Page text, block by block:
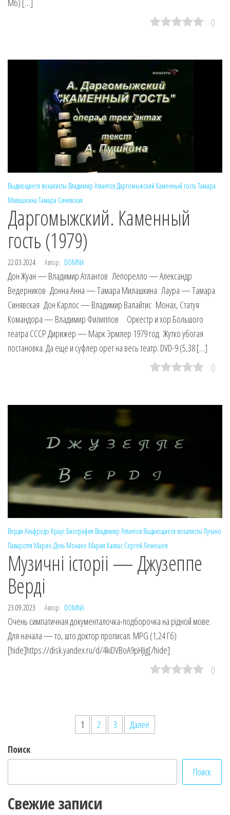
Мб) […]
0
Выдающиеся вокалисты Владимир АтлантовДаргомыжский Каменный гостьТамара
Милашкина Тамара Синявская
Даргомыжский. Каменный
гость (1979)
22.03.2024 Автор: DOMNA
Дон Жуан — Владимир Атлантов Лепорелло — Александр
Ведерников Донна Анна — Тамара Милашкина Лаура — Тамара
Синявская Дон Карлос — Владимир Валайтис Монах, Статуя
Командора — Владимир Филиппов Оркестр и хор Большого
театра СССР Дирижер — Марк Эрмлер 1979 год Жутко убогая
постановка. Да еще и суфлер орет на весь театр. DVD-9 (5,38 […]
0
Верди Альфредо Краус Биография Владимир Атлантов Выдающиеся вокалисты Лучано
Паваротти Марио Дель Монако Мария Каллас Сергей Лемешев
Музичнi iсторii — Джузеппе
Вердi
23.09.2023 Автор: DOMNA
Очень симпатичная документалочка-подборочка на рiдной мове.
Для начала — то, што доктор прописал. MPG (1,24 Гб)
[hide]https://disk.yandex.ru/d/4kiDVBoA9pHJig[/hide]
0
записей
1 2 3
Далее
Поиск
Поиск
Свежие записи